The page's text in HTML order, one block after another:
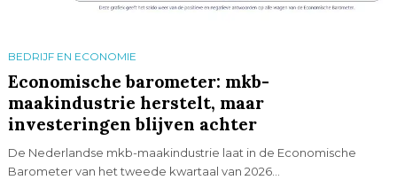
BEDRIJF EN ECONOMIE
Economische barometer: mkb-
maakindustrie herstelt, maar
investeringen blijven achter
De Nederlandse mkb-maakindustrie laat in de Economische
Barometer van het tweede kwartaal van 2026...